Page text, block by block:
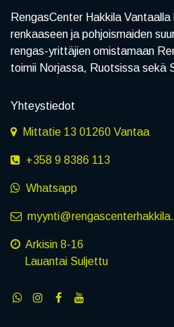
RengasCenter Hakkila Vantaalla
renkaaseen ja pohjoismaiden
rengas-yrittäjien omistamaan
toimii Norjassa, Ruotsissa sekä
Yhteystiedot
Mittatie 13 01260 Vantaa
+358 9 8386 113
Whatsapp
Arkisin 8-16
Lauantai Suljettu